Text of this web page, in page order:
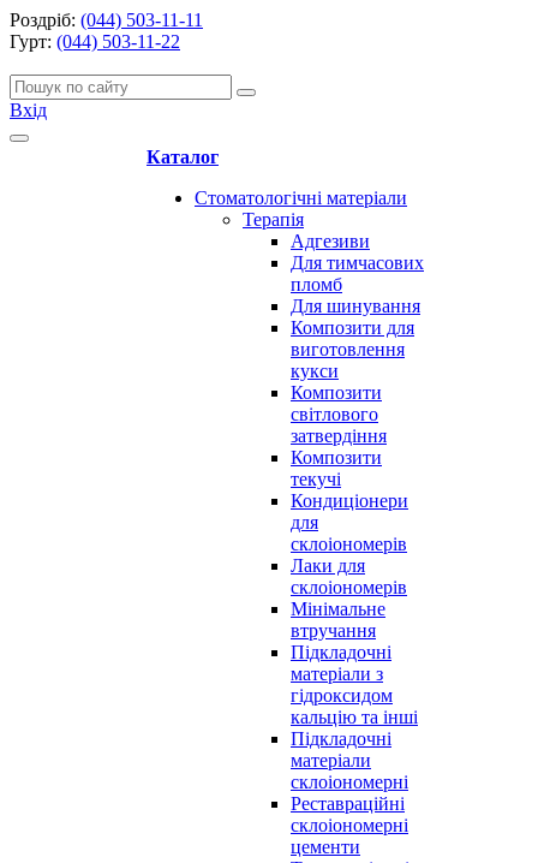
Роздріб: (044) 503-11-11
Гурт: (044) 503-11-22
Вхід
Каталог
Стоматологічні матеріали
Терапія
Адгезиви
Для тимчасових
пломб
Для шинування
Композити для
виготовлення
кукси
Композити
світлового
затвердіння
Композити
текучі
Кондиціонери
для
склоіономерів
Лаки для
склоіономерів
Мінімальне
втручання
Підкладочні
матеріали з
гідроксидом
кальцію та інші
Підкладочні
матеріали
склоіономерні
Реставраційні
склоіономерні
цементи